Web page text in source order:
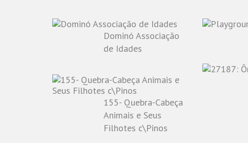
Dominó Associação
de Idades
155- Quebra-Cabeça
Animais e Seus
Filhotes c\Pinos